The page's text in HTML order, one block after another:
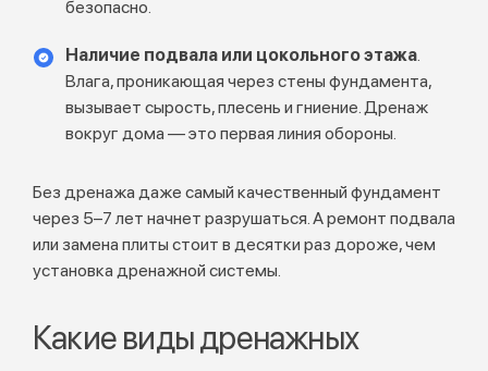
безопасно.
Наличие подвала или цокольного этажа.
Влага, проникающая через стены фундамента,
вызывает сырость, плесень и гниение. Дренаж
вокруг дома — это первая линия обороны.
Без дренажа даже самый качественный фундамент
через 5–7 лет начнет разрушаться. А ремонт подвала
или замена плиты стоит в десятки раз дороже, чем
установка дренажной системы.
Какие виды дренажных